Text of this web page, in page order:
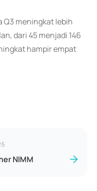
Q3 meningkat lebih
dari 45 menjadi 146
hampir empat
NIMM